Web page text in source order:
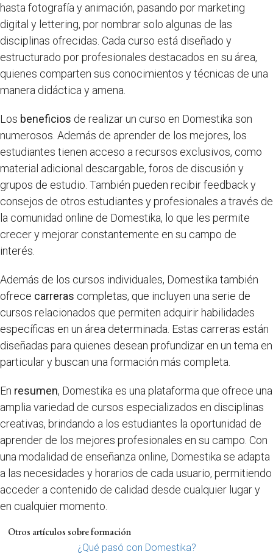
hasta fotografía y animación, pasando por marketing
digital y lettering, por nombrar solo algunas de las
disciplinas ofrecidas. Cada curso está diseñado y
estructurado por profesionales destacados en su área,
quienes comparten sus conocimientos y técnicas de una
manera didáctica y amena.
Los beneficios de realizar un curso en Domestika son
numerosos. Además de aprender de los mejores, los
estudiantes tienen acceso a recursos exclusivos, como
material adicional descargable, foros de discusión y
grupos de estudio. También pueden recibir feedback y
consejos de otros estudiantes y profesionales a través de
la comunidad online de Domestika, lo que les permite
crecer y mejorar constantemente en su campo de
interés.
Además de los cursos individuales, Domestika también
ofrece carreras completas, que incluyen una serie de
cursos relacionados que permiten adquirir habilidades
específicas en un área determinada. Estas carreras están
diseñadas para quienes desean profundizar en un tema en
particular y buscan una formación más completa.
En resumen, Domestika es una plataforma que ofrece una
amplia variedad de cursos especializados en disciplinas
creativas, brindando a los estudiantes la oportunidad de
aprender de los mejores profesionales en su campo. Con
una modalidad de enseñanza online, Domestika se adapta
a las necesidades y horarios de cada usuario, permitiendo
acceder a contenido de calidad desde cualquier lugar y
en cualquier momento.
Otros artículos sobre formación
¿Qué pasó con Domestika?